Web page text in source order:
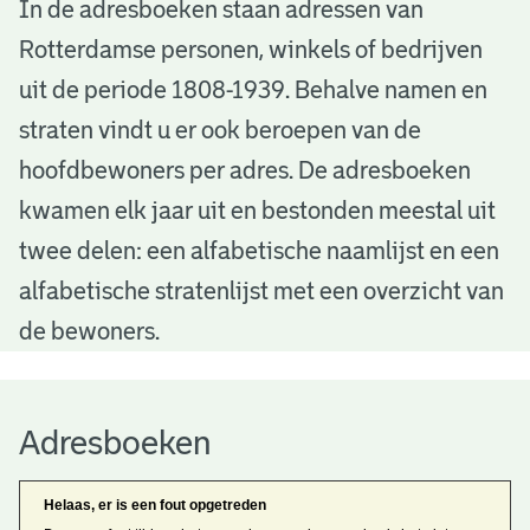
A
d
e
b
o
e
e
In de adresboeken staan adressen van
Rotterdamse personen, winkels of bedrijven
uit de periode 1808-1939. Behalve namen en
straten vindt u er ook beroepen van de
hoofdbewoners per adres. De adresboeken
kwamen elk jaar uit en bestonden meestal uit
twee delen: een alfabetische naamlijst en een
alfabetische stratenlijst met een overzicht van
de bewoners.
Adresboeken
Helaas, er is een fout opgetreden